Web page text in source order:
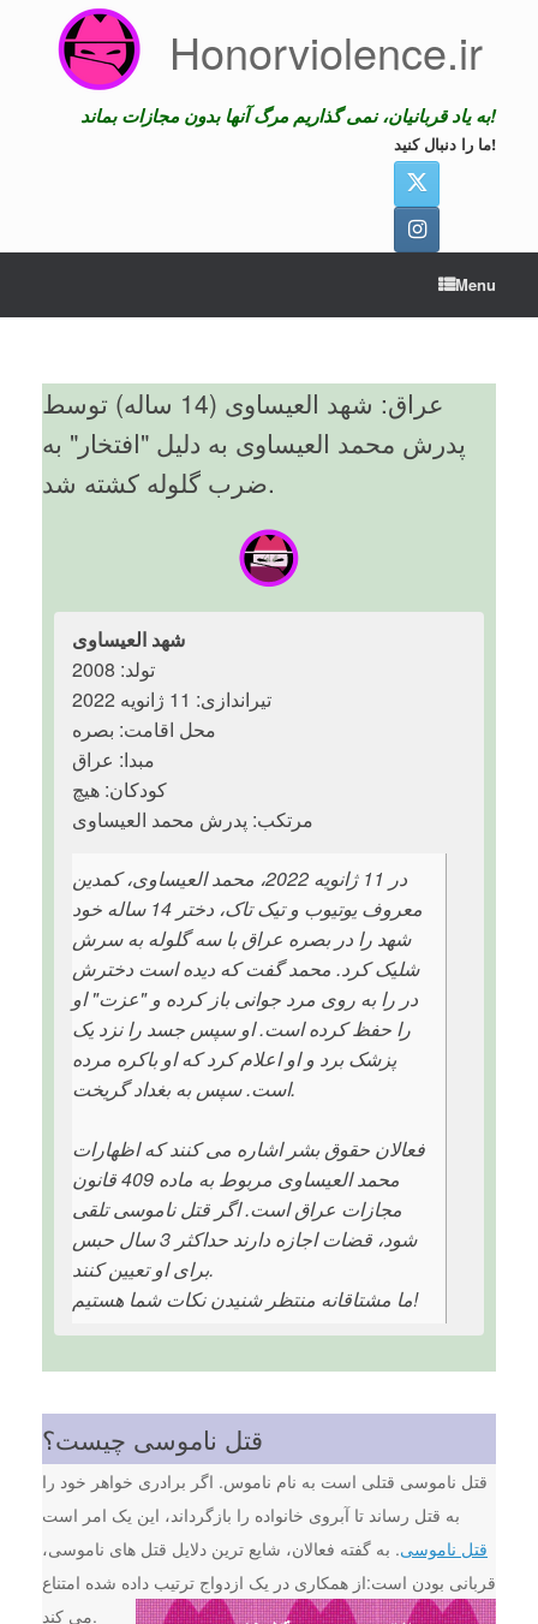
Honorviolence.ir
به یاد قربانیان، نمی گذاریم مرگ آنها بدون مجازات بماند!
ما را دنبال کنید!
Menu
عراق: شهد العیساوی (14 ساله) توسط
پدرش محمد العیساوی به دلیل "افتخار" به
ضرب گلوله کشته شد.
شهد العیساوی
تولد: 2008
تیراندازی: 11 ژانویه 2022
محل اقامت: بصره
مبدا: عراق
کودکان: هیچ
مرتکب: پدرش محمد العیساوی
در 11 ژانویه 2022، محمد العیساوی، کمدین
معروف یوتیوب و تیک تاک، دختر 14 ساله خود
شهد را در بصره عراق با سه گلوله به سرش
شلیک کرد. محمد گفت که دیده است دخترش
در را به روی مرد جوانی باز کرده و "عزت" او
را حفظ کرده است. او سپس جسد را نزد یک
پزشک برد و او اعلام کرد که او باکره مرده
است. سپس به بغداد گریخت.
فعالان حقوق بشر اشاره می کنند که اظهارات
محمد العیساوی مربوط به ماده 409 قانون
مجازات عراق است. اگر قتل ناموسی تلقی
شود، قضات اجازه دارند حداکثر 3 سال حبس
برای او تعیین کنند.
ما مشتاقانه منتظر شنیدن نکات شما هستیم!
قتل ناموسی چیست؟
قتل ناموسی قتلی است به نام ناموس. اگر برادری خواهر خود را
به قتل رساند تا آبروی خانواده را بازگرداند، این یک امر است
قتل ناموسی. به گفته فعالان، شایع ترین دلایل قتل های ناموسی،
قربانی بودن است:از همکاری در یک ازدواج ترتیب داده شده امتناع
می کند.